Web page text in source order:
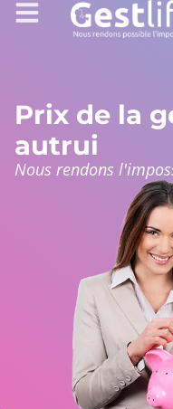
Prix ​​de la
autrui
Nous rendons